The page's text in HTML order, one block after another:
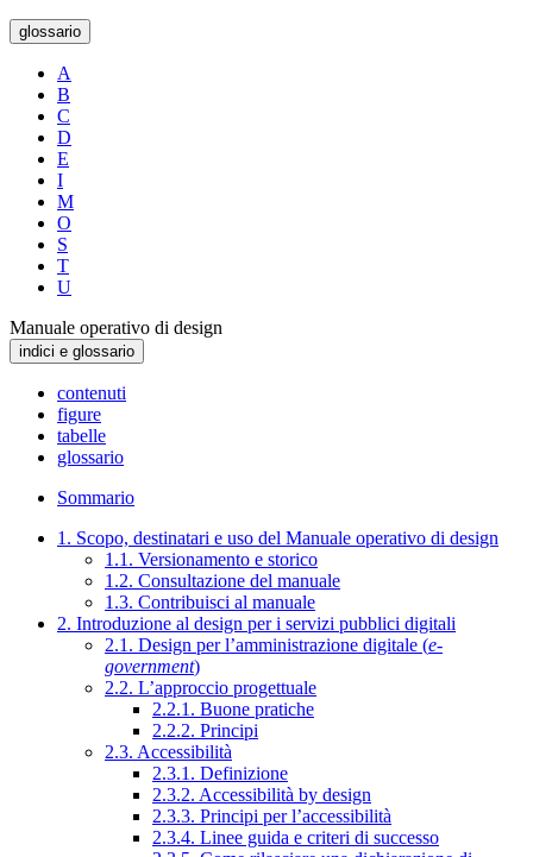
glossario
A
B
C
D
E
I
M
O
S
T
U
Manuale operativo di design
indici e glossario
contenuti
figure
tabelle
glossario
Sommario
1. Scopo, destinatari e uso del Manuale operativo di design
1.1. Versionamento e storico
1.2. Consultazione del manuale
1.3. Contribuisci al manuale
2. Introduzione al design per i servizi pubblici digitali
2.1. Design per l’amministrazione digitale (e-
government)
2.2. L’approccio progettuale
2.2.1. Buone pratiche
2.2.2. Principi
2.3. Accessibilità
2.3.1. Definizione
2.3.2. Accessibilità by design
2.3.3. Principi per l’accessibilità
2.3.4. Linee guida e criteri di successo